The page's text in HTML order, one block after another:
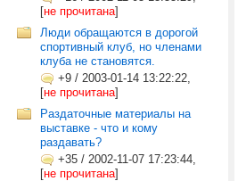
[не прочитана]
Люди обращаются в дорогой
спортивный клуб, но членами
клуба не становятся.
+9 / 2003-01-14 13:22:22,
[не прочитана]
Раздаточные материалы на
выставке - что и кому
раздавать?
+35 / 2002-11-07 17:23:44,
[не прочитана]